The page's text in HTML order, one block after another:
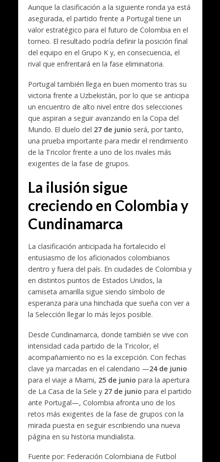
Aunque la clasificación a la siguiente ronda ya está
asegurada, el partido frente a Portugal tiene un
valor estratégico para el futuro de Colombia en el
torneo. El resultado podría definir la posición final
del equipo en el Grupo K y, en consecuencia, el
rival que enfrentará en la fase eliminatoria.
Portugal también llega en buen momento tras su
victoria frente a Uzbekistán, por lo que se anticipa
un encuentro de alto nivel entre dos selecciones
que aspiran a seguir avanzando en la Copa del
Mundo. El duelo del 27 de junio será, por tanto,
una prueba importante para medir el rendimiento
de la Tricolor frente a uno de los rivales más
exigentes de la fase de grupos.
La ilusión sigue
creciendo en Colombia y
Cundinamarca
La clasificación anticipada ha fortalecido el
entusiasmo de los aficionados colombianos
dentro y fuera del país. En ciudades de Colombia y
en distintos puntos de Estados Unidos, la
camiseta amarilla sigue siendo símbolo de
esperanza para una hinchada que sueña con ver a
la Selección llegar lo más lejos posible.
Desde Cundinamarca, donde también se vive con
intensidad cada partido de la Tricolor, el
acompañamiento no es la excepción. Con fechas
clave ya marcadas en el calendario —24 de junio
para el viaje a Miami, 25 de junio para la apertura
de La Casa de la Sele y 27 de junio para el partido
ante Portugal—, Colombia afronta uno de los
retos más exigentes de la fase de grupos con la
mirada puesta en seguir escribiendo una nueva
página en su historia mundialista.
Fuente por: Federación Colombiana de Futbol